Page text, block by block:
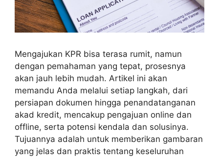
Mengajukan KPR bisa terasa rumit, namun
dengan pemahaman yang tepat, prosesnya
akan jauh lebih mudah. Artikel ini akan
memandu Anda melalui setiap langkah, dari
persiapan dokumen hingga penandatanganan
akad kredit, mencakup pengajuan online dan
offline, serta potensi kendala dan solusinya.
Tujuannya adalah untuk memberikan gambaran
yang jelas dan praktis tentang keseluruhan